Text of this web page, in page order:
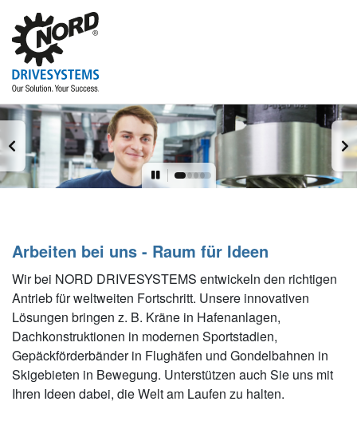
Arbeiten bei uns - Raum für Ideen
Wir bei NORD DRIVESYSTEMS entwickeln den richtigen
Antrieb für weltweiten Fortschritt. Unsere innovativen
Lösungen bringen z. B. Kräne in Hafenanlagen,
Dachkonstruktionen in modernen Sportstadien,
Gepäckförderbänder in Flughäfen und Gondelbahnen in
Skigebieten in Bewegung. Unterstützen auch Sie uns mit
Ihren Ideen dabei, die Welt am Laufen zu halten.